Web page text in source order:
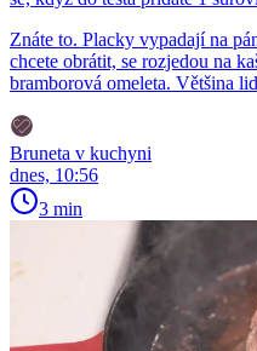
Znáte to. Placky vypadají na
chcete obrátit, se rozjedou na
bramborová omeleta. Většina
Bruneta v kuchyni
dnes, 10:56
3 min